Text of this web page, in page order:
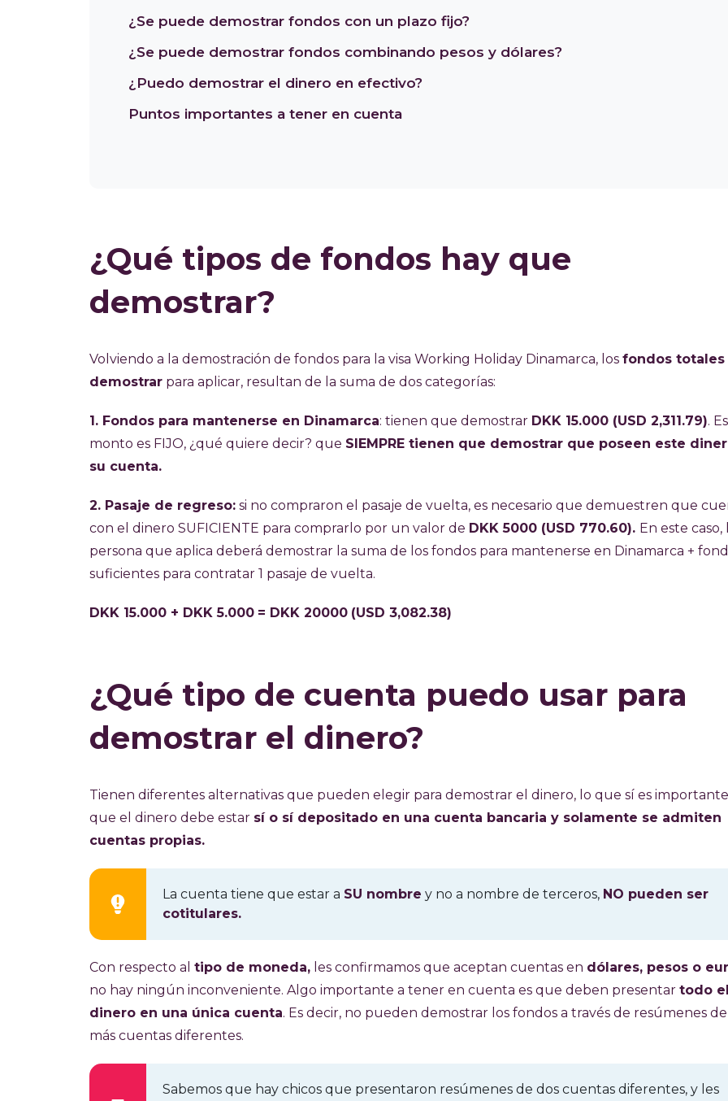
¿Se puede demostrar fondos con un plazo fijo?
¿Se puede demostrar fondos combinando pesos y dólares?
¿Puedo demostrar el dinero en efectivo?
Puntos importantes a tener en cuenta
¿Qué tipos de fondos hay que
demostrar?
Volviendo a la demostración de fondos para la visa Working Holiday Dinamarca, los fondos totales
demostrar para aplicar, resultan de la suma de dos categorías:
1. Fondos para mantenerse en Dinamarca: tienen que demostrar DKK 15.000 (USD 2,311.79).
monto es FIJO, ¿qué quiere decir? que SIEMPRE tienen que demostrar que poseen este
su cuenta.
2. Pasaje de regreso: si no compraron el pasaje de vuelta, es necesario que demuestren que
con el dinero SUFICIENTE para comprarlo por un valor de DKK 5000 (USD 770.60). En este caso,
persona que aplica deberá demostrar la suma de los fondos para mantenerse en Dinamarca +
suficientes para contratar 1 pasaje de vuelta.
DKK 15.000 + DKK 5.000 = DKK 20000 (USD 3,082.38)
¿Qué tipo de cuenta puedo usar para
demostrar el dinero?
Tienen diferentes alternativas que pueden elegir para demostrar el dinero, lo que sí es
que el dinero debe estar sí o sí depositado en una cuenta bancaria y solamente se admiten
cuentas propias.
La cuenta tiene que estar a SU nombre y no a nombre de terceros, NO pueden ser
cotitulares.
Con respecto al tipo de moneda, les confirmamos que aceptan cuentas en dólares, pesos o
no hay ningún inconveniente. Algo importante a tener en cuenta es que deben presentar todo
dinero en una única cuenta. Es decir, no pueden demostrar los fondos a través de resúmenes
más cuentas diferentes.
Sabemos que hay chicos que presentaron resúmenes de dos cuentas diferentes, y les